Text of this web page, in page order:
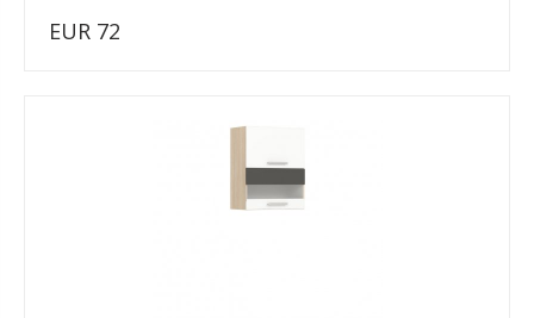
EUR 72